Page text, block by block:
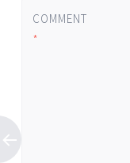
COMMENT
*